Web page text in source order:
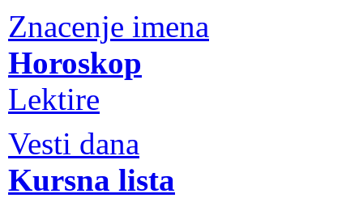
Znacenje imena
Horoskop
Lektire
Vesti dana
Kursna lista